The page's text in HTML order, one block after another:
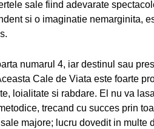
sale fiind adevarate
si o imaginatie nemarginita,
numarul 4, iar destinul sau
Cale de Viata este foarte
loialitate si rabdare. El nu va
trecand cu succes prin
majore; lucru dovedit in multe